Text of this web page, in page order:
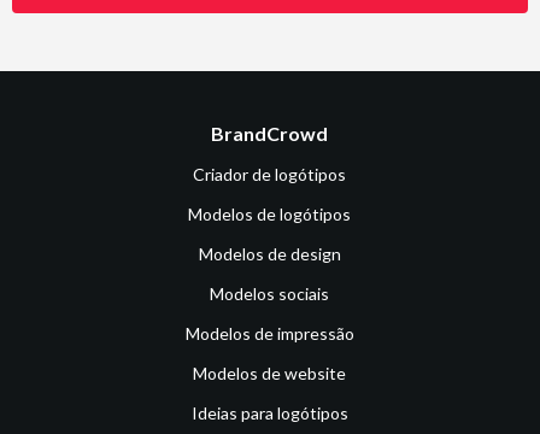
BrandCrowd
Criador de logótipos
Modelos de logótipos
Modelos de design
Modelos sociais
Modelos de impressão
Modelos de website
Ideias para logótipos